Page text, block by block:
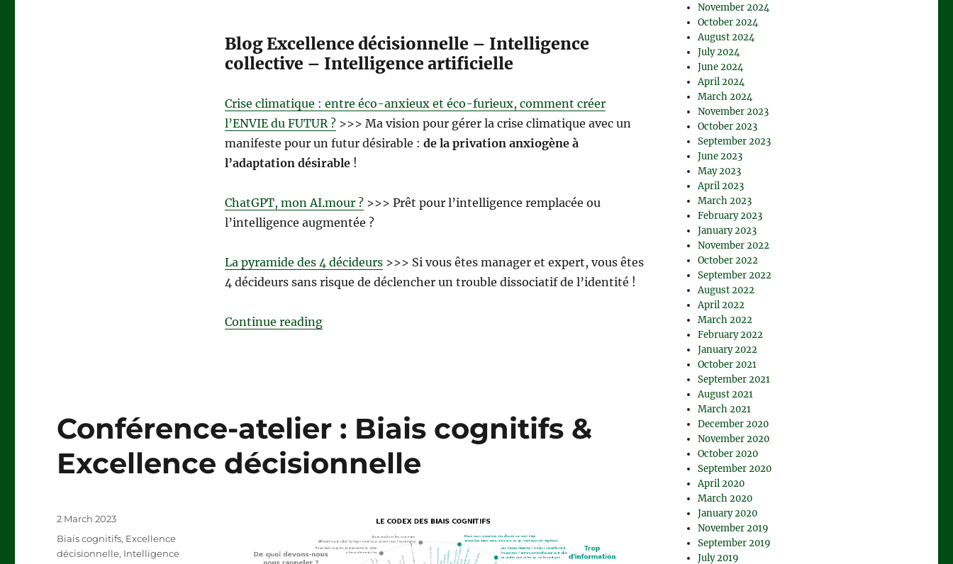
Blog Excellence décisionnelle – Intelligence
collective – Intelligence artificielle
Crise climatique : entre éco-anxieux et éco-furieux, comment créer
l’ENVIE du FUTUR ?>>> Ma vision pour gérer la crise climatique avec un
manifeste pour un futur désirable : de la privation anxiogène à
l’adaptation désirable!
ChatGPT, mon AI.mour ?>>> Prêt pour l’intelligence remplacée ou
l’intelligence augmentée ?
La pyramide des 4 décideurs>>> Si vous êtes manager et expert, vous êtes
4 décideurs sans risque de déclencher un trouble dissociatif de l’identité !
Continue reading“Best of…”
Conférence-atelier : Biais cognitifs &
Excellence décisionnelle
Posted
on
2 March 2023
Categories
Biais cognitifs, Excellence
décisionnelle, Intelligence
November 2024
October 2024
August 2024
July 2024
June 2024
April 2024
March 2024
November 2023
October 2023
September 2023
June 2023
May 2023
April 2023
March 2023
February 2023
January 2023
November 2022
October 2022
September 2022
August 2022
April 2022
March 2022
February 2022
January 2022
October 2021
September 2021
August 2021
March 2021
December 2020
November 2020
October 2020
September 2020
April 2020
March 2020
January 2020
November 2019
September 2019
July 2019